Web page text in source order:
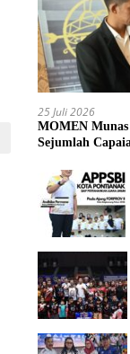
25 Juli 2026
MOMEN
Sejumlah